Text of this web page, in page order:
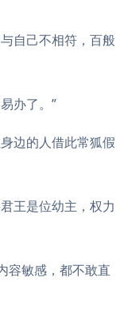
自己不相符，百般
办了。”
边的人借此常狐假
王是位幼主，权力
容敏感，都不敢直